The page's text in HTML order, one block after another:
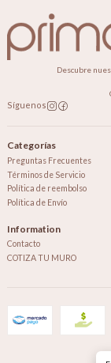
Descubre
Síguenos
Categorías
Preguntas Frecuentes
Términos de Servicio
Política de reembolso
Política de Envío
Information
Contacto
COTIZA TU MURO